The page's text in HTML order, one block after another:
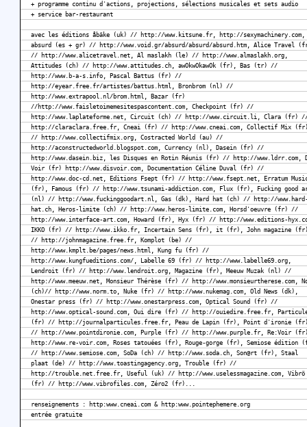
+ programme continu d'actions, projections, sélections musicales et sets audio
+ service bar-restaurant
avec les éditions åbäke (uk) // http://www.kitsune.fr, http://sexymachinery.com,
absurd (es + gr) // http://www.void.gr/absurd/absurd/absurd.htm, Alice Travel
// http://www.alicetravel.net, Al maslakh (le) // http://www.almaslakh.org,
Attitudes (ch) // http://www.attitudes.ch, awOkwOkawOk (fr), Bas (tr) //
http://www.b-a-s.info, Pascal Battus (fr) //
http://eyear.free.fr/artistes/battus.html, Bronbrom (nl) //
http://www.extrapool.nl/brom.html, Bazar (fr)
//http://www.faisletoimemesitespascontent.com, Checkpoint (fr) //
http://www.laplateforme.net, Circuit (ch) // http://www.circuit.li, Clara (fr)
http://claraclara.free.fr, Cneai (fr) // http://www.cneai.com, Collectif Mix
// http://www.collectifmix.org, Costracted World (au) //
http://aconstructedworld.blogspot.com, Currency (nl), Dasein (fr) //
http://www.dasein.biz, les Disques en Rotin Réunis (fr) // http://www.ldrr.com,
Voir (fr) http://www.disvoir.com, Documentation Céline Duval (fr) //
http://www.doc-cd.net, Editions Fsept (fr) // http://www.fsept.net, Erratum
(fr), Famous (fr) // http://www.tsunami-addiction.com, Flux (fr), Fucking good
(nl) // http://www.fuckinggoodart.nl, Gas (dk), Hard hat (ch) // http://
hat.ch, Heros-limite (ch) // http://www.heros-limite.com, Horsd'oeuvre (fr) //
http://www.interface-art.com, Howard (fr), Hyx (fr) // http://www.editions-
IKKO (fr) // http://www.ikko.fr, Incertain Sens (fr), it (fr), John magazine
// http://johnmagazine.free.fr, Komplot (be) //
http://www.kmplt.be/pages/news.html, Kung fu (fr) //
http://www.kungfueditions.com/, Labelle 69 (fr) // http://www.labelle69.org,
Lendroit (fr) // http://www.lendroit.org, Magazine (fr), Meeuw Muzak (nl) //
http://www.meeuw.net, Monsieur Thérèse (fr) // http://www.monsieurtherese.com,
(ch)// http://www.norm.to, Nuke (fr) // http://www.nukemag.com, Old News (dk),
Onestar press (fr) // http://www.onestarpress.com, Optical Sound (fr) //
http://www.optical-sound.com, Oui dire (fr) // http://ouiedire.free.fr,
(fr) // http://journalparticules.free.fr, Peau de Lapin (fr), Point d'ironie
// http://www.pointdironie.com, Purple (fr) // http://www.purple.fr, Re:Voir
http://www.re-voir.com, Roses tatouées (fr), Rouge-gorge (fr), Semiose édition
// http://www.semiose.com, SoDa (ch) // http://www.soda.ch, Son@rt (fr), Staal
plaat (de) // http://www.toastingagency.org, Trouble (fr) //
http://trouble.net.free.fr, Useful (uk) // http://www.uselessmagazine.com, Vibrö
(fr) // http://www.vibrofiles.com, Zéro2 (fr)...
renseignements : http:www.cneai.com & http:www.pointephemere.org
entrée gratuite